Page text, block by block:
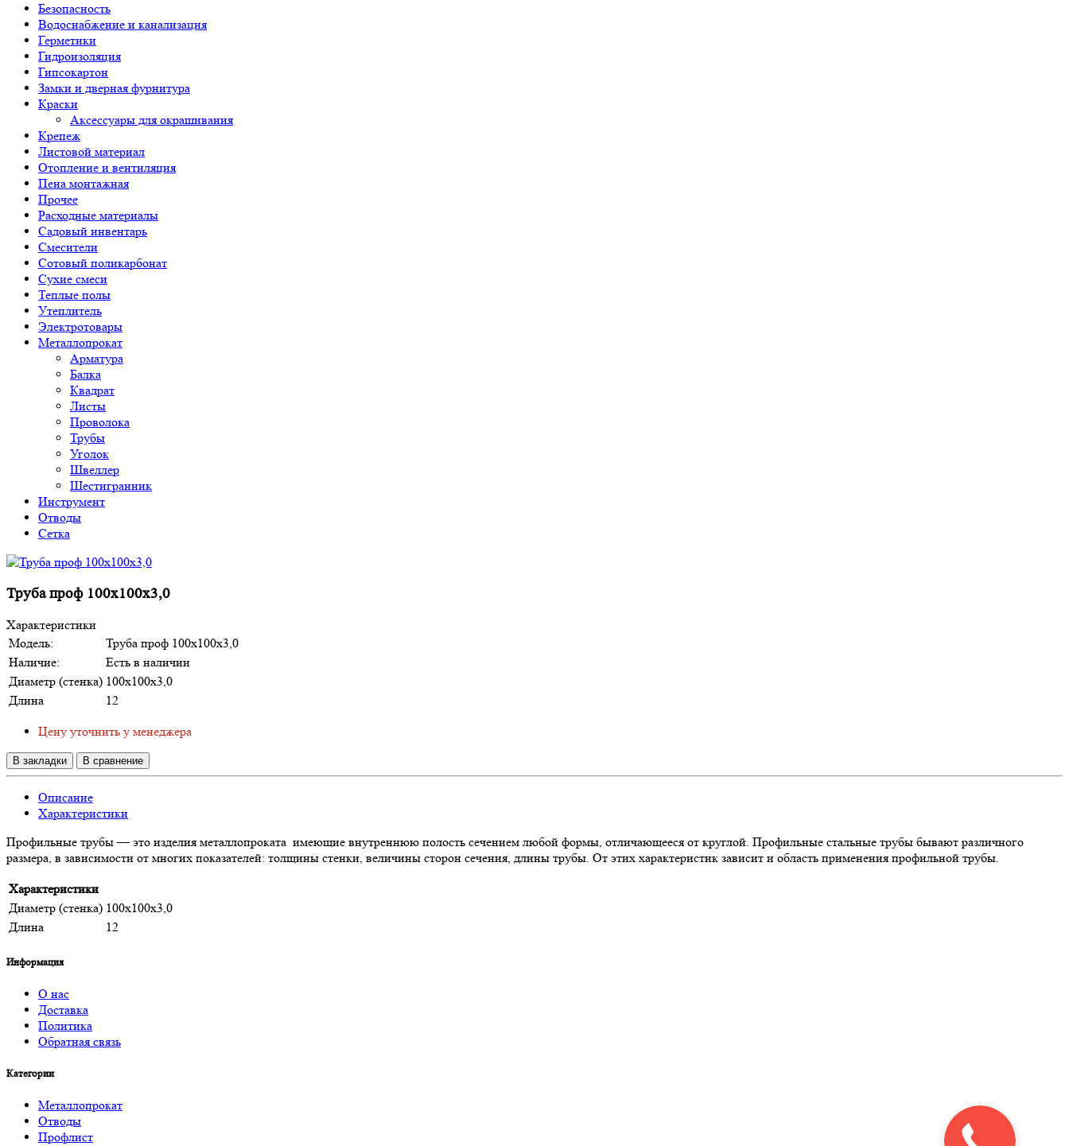
Безопасность
Водоснабжение и канализация
Герметики
Гидроизоляция
Гипсокартон
Замки и дверная фурнитура
Краски
Аксессуары для окрашивания
Крепеж
Листовой материал
Отопление и вентиляция
Пена монтажная
Прочее
Расходные материалы
Садовый инвентарь
Смесители
Сотовый поликарбонат
Сухие смеси
Теплые полы
Утеплитель
Электротовары
Металлопрокат
Арматура
Балка
Квадрат
Листы
Проволока
Трубы
Уголок
Швеллер
Шестигранник
Инструмент
Отводы
Сетка
Труба проф 100х100х3,0
Характеристики
Модель:
Труба проф 100х100х3,0
Наличие:
Есть в наличии
Диаметр (стенка) 100х100х3,0
Длина
12
Цену уточнить у менеджера
В закладки В сравнение
Описание
Характеристики
Профильные трубы — это изделия металлопроката имеющие внутреннюю полость сечением любой формы, отличающееся от круглой. Профильные стальные трубы бывают различного
размера, в зависимости от многих показателей: толщины стенки, величины сторон сечения, длины трубы. От этих характеристик зависит и область применения профильной трубы.
Характеристики
Диаметр (стенка) 100х100х3,0
Длина
12
Информация
О нас
Доставка
Политика
Обратная связь
Категории
Металлопрокат
Отводы
Профлист